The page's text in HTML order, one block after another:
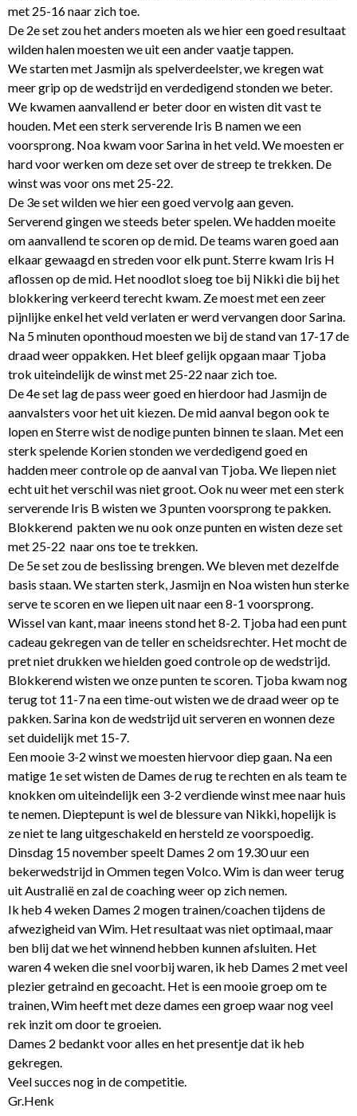
met 25-16 naar zich toe.
De 2e set zou het anders moeten als we hier een goed resultaat
wilden halen moesten we uit een ander vaatje tappen.
We starten met Jasmijn als spelverdeelster, we kregen wat
meer grip op de wedstrijd en verdedigend stonden we beter.
We kwamen aanvallend er beter door en wisten dit vast te
houden. Met een sterk serverende Iris B namen we een
voorsprong. Noa kwam voor Sarina in het veld. We moesten er
hard voor werken om deze set over de streep te trekken. De
winst was voor ons met 25-22.
De 3e set wilden we hier een goed vervolg aan geven.
Serverend gingen we steeds beter spelen. We hadden moeite
om aanvallend te scoren op de mid. De teams waren goed aan
elkaar gewaagd en streden voor elk punt. Sterre kwam Iris H
aflossen op de mid. Het noodlot sloeg toe bij Nikki die bij het
blokkering verkeerd terecht kwam. Ze moest met een zeer
pijnlijke enkel het veld verlaten er werd vervangen door Sarina.
Na 5 minuten oponthoud moesten we bij de stand van 17-17 de
draad weer oppakken. Het bleef gelijk opgaan maar Tjoba
trok uiteindelijk de winst met 25-22 naar zich toe.
De 4e set lag de pass weer goed en hierdoor had Jasmijn de
aanvalsters voor het uit kiezen. De mid aanval begon ook te
lopen en Sterre wist de nodige punten binnen te slaan. Met een
sterk spelende Korien stonden we verdedigend goed en
hadden meer controle op de aanval van Tjoba. We liepen niet
echt uit het verschil was niet groot. Ook nu weer met een sterk
serverende Iris B wisten we 3 punten voorsprong te pakken.
Blokkerend pakten we nu ook onze punten en wisten deze set
met 25-22 naar ons toe te trekken.
De 5e set zou de beslissing brengen. We bleven met dezelfde
basis staan. We starten sterk, Jasmijn en Noa wisten hun sterke
serve te scoren en we liepen uit naar een 8-1 voorsprong.
Wissel van kant, maar ineens stond het 8-2. Tjoba had een punt
cadeau gekregen van de teller en scheidsrechter. Het mocht de
pret niet drukken we hielden goed controle op de wedstrijd.
Blokkerend wisten we onze punten te scoren. Tjoba kwam nog
terug tot 11-7 na een time-out wisten we de draad weer op te
pakken. Sarina kon de wedstrijd uit serveren en wonnen deze
set duidelijk met 15-7.
Een mooie 3-2 winst we moesten hiervoor diep gaan. Na een
matige 1e set wisten de Dames de rug te rechten en als team te
knokken om uiteindelijk een 3-2 verdiende winst mee naar huis
te nemen. Dieptepunt is wel de blessure van Nikki, hopelijk is
ze niet te lang uitgeschakeld en hersteld ze voorspoedig.
Dinsdag 15 november speelt Dames 2 om 19.30 uur een
bekerwedstrijd in Ommen tegen Volco. Wim is dan weer terug
uit Australië en zal de coaching weer op zich nemen.
Ik heb 4 weken Dames 2 mogen trainen/coachen tijdens de
afwezigheid van Wim. Het resultaat was niet optimaal, maar
ben blij dat we het winnend hebben kunnen afsluiten. Het
waren 4 weken die snel voorbij waren, ik heb Dames 2 met veel
plezier getraind en gecoacht. Het is een mooie groep om te
trainen, Wim heeft met deze dames een groep waar nog veel
rek inzit om door te groeien.
Dames 2 bedankt voor alles en het presentje dat ik heb
gekregen.
Veel succes nog in de competitie.
Gr.Henk